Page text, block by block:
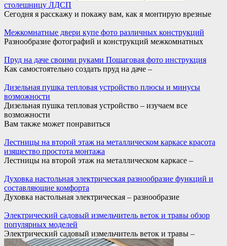
столешницу ЛДСП
Сегодня я расскажу и покажу вам, как я монтирую врезные
Межкомнатные двери купе фото различных конструкций
Разнообразие фотографий и конструкций межкомнатных
Пруд на даче своими руками Пошаговая фото инструкция
Как самостоятельно создать пруд на даче –
Дизельная пушка тепловая устройство плюсы и минусы
возможности
Дизельная пушка тепловая устройство – изучаем все
возможности
Вам также может понравиться
Лестницы на второй этаж на металлическом каркасе красота
изящество простота монтажа
Лестницы на второй этаж на металлическом каркасе –
Духовка настольная электрическая разнообразие функций и
составляющие комфорта
Духовка настольная электрическая – разнообразие
Электрический садовый измельчитель веток и травы обзор
популярных моделей
Электрический садовый измельчитель веток и травы –